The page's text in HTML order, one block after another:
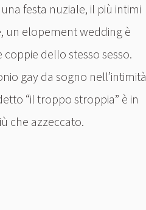
festa nuziale, il più intimi
un elopement wedding è
dello stesso sesso.
gay da sogno nell’intimità
“il troppo stroppia” è in
che azzeccato.